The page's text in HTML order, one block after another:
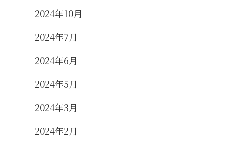
2024年10月
2024年7月
2024年6月
2024年5月
2024年3月
2024年2月